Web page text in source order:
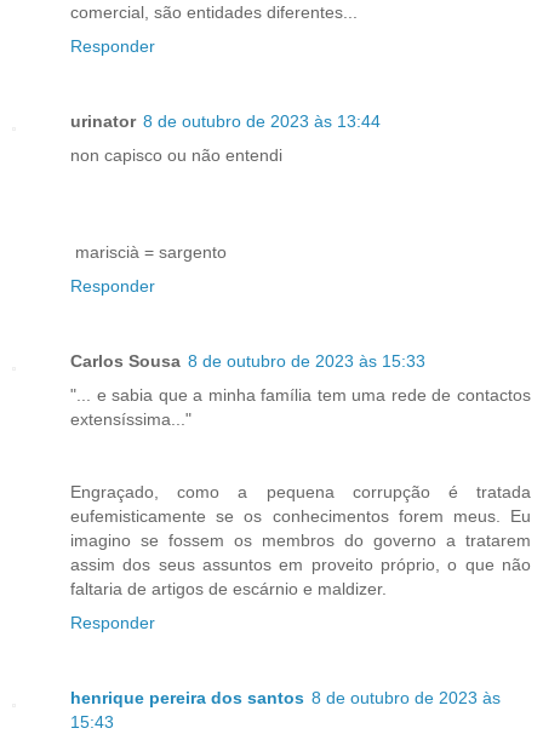
comercial, são entidades diferentes...
Responder
urinator 8 de outubro de 2023 às 13:44
non capisco ou não entendi
mariscià = sargento
Responder
Carlos Sousa 8 de outubro de 2023 às 15:33
"... e sabia que a minha família tem uma rede de contactos
extensíssima..."
Engraçado, como a pequena corrupção é tratada
eufemisticamente se os conhecimentos forem meus. Eu
imagino se fossem os membros do governo a tratarem
assim dos seus assuntos em proveito próprio, o que não
faltaria de artigos de escárnio e maldizer.
Responder
henrique pereira dos santos 8 de outubro de 2023 às
15:43